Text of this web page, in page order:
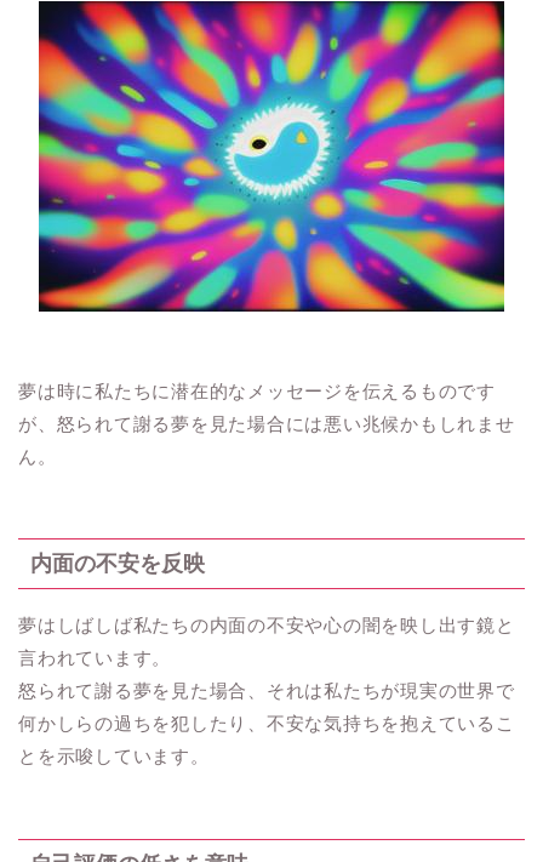
夢は時に私たちに潜在的なメッセージを伝えるものです
が、怒られて謝る夢を見た場合には悪い兆候かもしれませ
ん。
内面の不安を反映
夢はしばしば私たちの内面の不安や心の闇を映し出す鏡と
言われています。
怒られて謝る夢を見た場合、それは私たちが現実の世界で
何かしらの過ちを犯したり、不安な気持ちを抱えているこ
とを示唆しています。